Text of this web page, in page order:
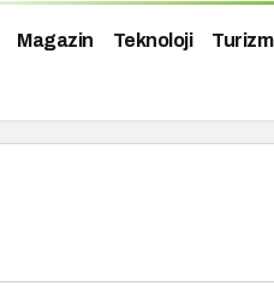
Magazin Teknoloji Turizm